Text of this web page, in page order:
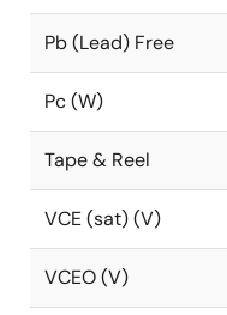
Pb (Lead) Free
Pc (W)
Tape & Reel
VCE (sat) (V)
VCEO (V)